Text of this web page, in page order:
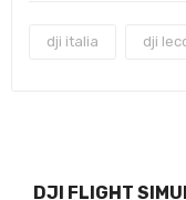
dji italia dji
DJI FLIGHT